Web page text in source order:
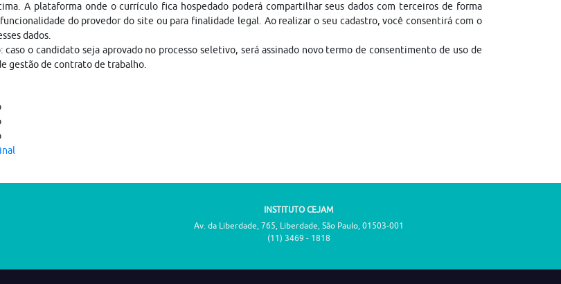
A plataforma onde o currículo fica hospedado poderá compartilhar seus dados com terceiros de forma
do provedor do site ou para finalidade legal. Ao realizar o seu cadastro, você consentirá com o
dados.
caso o candidato seja aprovado no processo seletivo, será assinado novo termo de consentimento de uso de
gestão de contrato de trabalho.
INSTITUTO CEJAM
Av. da Liberdade, 765, Liberdade, São Paulo, 01503-001
(11) 3469 - 1818